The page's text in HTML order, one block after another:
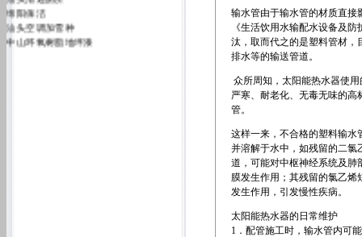
绵阳保洁
汕头空调加雪种
中山环氧树脂地坪漆
汕头万佳清洁服务有限公司
输水管由于输水管的材质直接
《生活饮用水输配水设备及
汰，取而代之的是塑料管材，
排水等的输送管道。
众所周知，太阳能热水器使
严寒、耐老化、无毒无味的
管。
这样一来，不合格的塑料输水
并溶解于水中，如残留的二氯
道，可能对中枢神经系统及肺
膜发生作用；其残留的氯乙
发生作用，引发慢性疾病。
太阳能热水器的日常维护
1．配管施工时，输水管内可